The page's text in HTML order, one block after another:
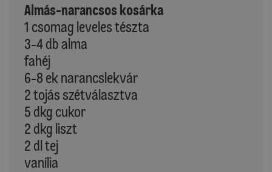
Almás-narancsos kosárka
1 csomag leveles tészta
3-4 db alma
fahéj
6-8 ek narancslekvár
2 tojás szétválasztva
5 dkg cukor
2 dkg liszt
2 dl tej
vanília